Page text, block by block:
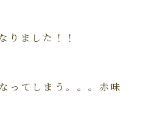
りました！！
ってしまう。。。赤味